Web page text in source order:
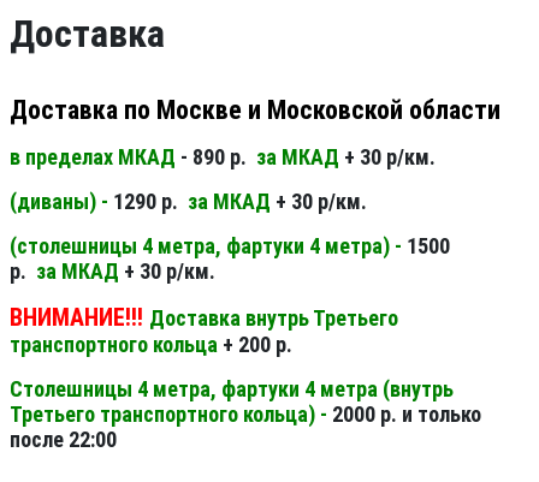
Доставка
Доставка по Москве и Московской области
в пределах МКАД - 890 р. за МКАД + 30 р/км.
(диваны) - 1290 р. за МКАД + 30 р/км.
(столешницы 4 метра, фартуки 4 метра) - 1500
р. за МКАД + 30 р/км.
ВНИМАНИЕ!!! Доставка внутрь Третьего
транспортного кольца + 200 р.
Столешницы 4 метра, фартуки 4 метра (внутрь
Третьего транспортного кольца) - 2000 р. и только
после 22:00